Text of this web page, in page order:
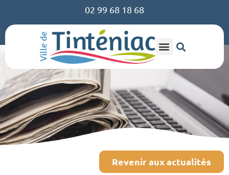
02 99 68 18 68
Revenir aux actualités